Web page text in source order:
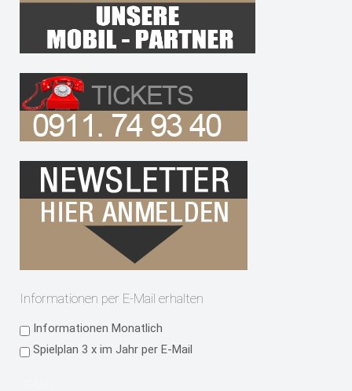
Informationen per E-Mail erhalten
Informationen Monatlich
Spielplan 3 x im Jahr per E-Mail